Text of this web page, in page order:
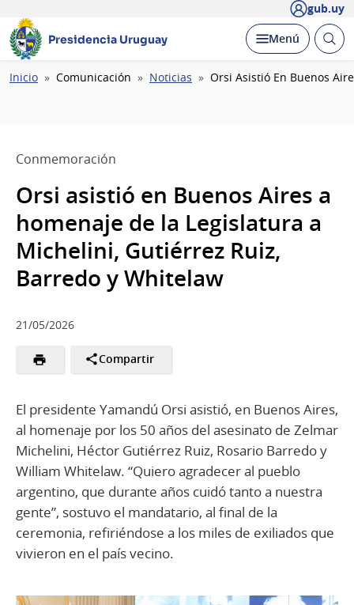
gub.uy
Presidencia Uruguay Desplegar
Menú Abrir
Ruta
Inicio Comunicación Noticias Orsi Asistió En Buenos
Conmemoración
Orsi asistió en Buenos Aires a
homenaje de la Legislatura a
Michelini, Gutiérrez Ruiz,
Barredo y Whitelaw
21/05/2026
Compartir
El presidente Yamandú Orsi asistió, en Buenos Aires,
al homenaje por los 50 años del asesinato de Zelmar
Michelini, Héctor Gutiérrez Ruiz, Rosario Barredo y
William Whitelaw. “Quiero agradecer al pueblo
argentino, que durante años cuidó tanto a nuestra
gente”, sostuvo el mandatario, al final de la
ceremonia, refiriéndose a los miles de exiliados que
vivieron en el país vecino.